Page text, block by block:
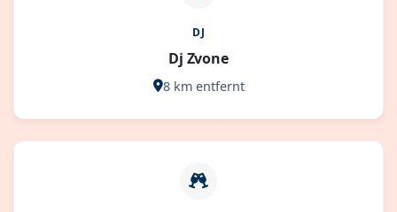
DJ
Dj Zvone
8 km entfernt